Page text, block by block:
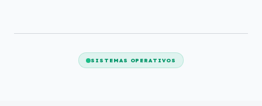
SISTEMAS OPERATIVOS